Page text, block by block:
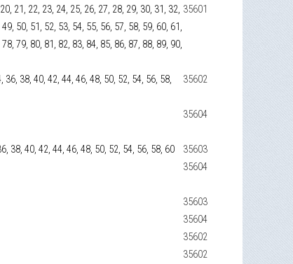
21, 22, 23, 24, 25, 26, 27, 28, 29, 30, 31, 32,
50, 51, 52, 53, 54, 55, 56, 57, 58, 59, 60, 61,
79, 80, 81, 82, 83, 84, 85, 86, 87, 88, 89, 90,
35601
36, 38, 40, 42, 44, 46, 48, 50, 52, 54, 56, 58,
35602
35604
38, 40, 42, 44, 46, 48, 50, 52, 54, 56, 58, 60
35603
35604
35603
35604
35602
35602